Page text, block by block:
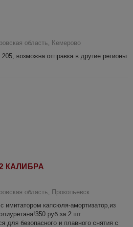
область, Кемерово
возможна отправка в другие регионы
КАЛИБРА
область, Прокопьевск
имитаторoм капcюля-амортизатор,из
руб за 2 шт.
для безопасного и плавного снятия с